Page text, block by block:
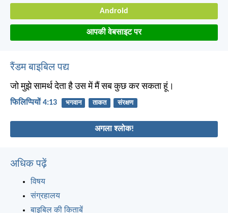
Android
आपकी वेबसाइट पर
रैंडम बाइबिल पद्य
जो मुझे सामर्थ देता है उस में मैं सब कुछ कर सकता हूं।
फिलिप्पियों 4:13 भगवान ताकत संरक्षण
अगला श्लोक!
अधिक पढ़ें
विषय
संग्रहालय
बाइबिल की किताबें